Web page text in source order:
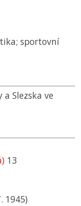
sportovní
Slezska ve
13
1945)